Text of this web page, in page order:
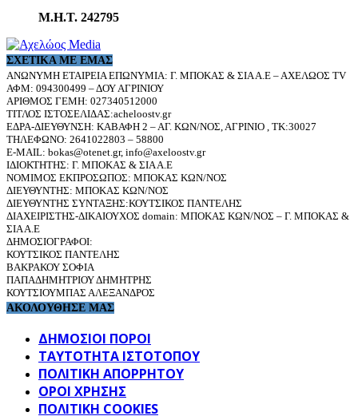
Μ.Η.Τ. 242795
ΣΧΕΤΙΚΆ ΜΕ ΕΜΆΣ
ΑΝΩΝΥΜΗ ΕΤΑΙΡΕΙΑ ΕΠΩΝΥΜΙΑ: Γ. ΜΠΟΚΑΣ & ΣΙΑ Α.Ε – ΑΧΕΛΩΟΣ TV
ΑΦΜ: 094300499 – ΔΟΥ ΑΓΡΙΝΙΟΥ
ΑΡΙΘΜΟΣ ΓΕΜΗ: 027340512000
ΤΙΤΛΟΣ ΙΣΤΟΣΕΛΙΔΑΣ:acheloostv.gr
ΕΔΡΑ-ΔΙΕΥΘΥΝΣΗ: ΚΑΒΑΦΗ 2 – ΑΓ. ΚΩΝ/ΝΟΣ, ΑΓΡΙΝΙΟ , ΤΚ:30027
ΤΗΛΕΦΩΝΟ: 2641022803 – 58800
E-MAIL: bokas@otenet.gr, info@axeloostv.gr
ΙΔΙΟΚΤΗΤΗΣ: Γ. ΜΠΟΚΑΣ & ΣΙΑ Α.Ε
ΝΟΜΙΜΟΣ ΕΚΠΡΟΣΩΠΟΣ: ΜΠΟΚΑΣ ΚΩΝ/ΝΟΣ
ΔΙΕΥΘΥΝΤΗΣ: ΜΠΟΚΑΣ ΚΩΝ/ΝΟΣ
ΔΙΕΥΘΥΝΤΗΣ ΣΥΝΤΑΞΗΣ:ΚΟΥΤΣΙΚΟΣ ΠΑΝΤΕΛΗΣ
ΔΙΑΧΕΙΡΙΣΤΗΣ-ΔΙΚΑΙΟΥΧΟΣ domain: ΜΠΟΚΑΣ ΚΩΝ/ΝΟΣ – Γ. ΜΠΟΚΑΣ &
ΣΙΑ Α.Ε
ΔΗΜΟΣΙΟΓΡΑΦΟΙ:
ΚΟΥΤΣΙΚΟΣ ΠΑΝΤΕΛΗΣ
ΒΑΚΡΑΚΟΥ ΣΟΦΙΑ
ΠΑΠΑΔΗΜΗΤΡΙΟΥ ΔΗΜΗΤΡΗΣ
ΚΟΥΤΣΙΟΥΜΠΑΣ ΑΛΕΞΑΝΔΡΟΣ
ΑΚΟΛΟΥΘΗΣΕ ΜΑΣ
ΔΗΜΟΣΙΟΙ ΠΟΡΟΙ
ΤΑΥΤΌΤΗΤΑ ΙΣΤΌΤΟΠΟΥ
ΠΟΛΙΤΙΚΉ ΑΠΟΡΡΉΤΟΥ
ΌΡΟΙ ΧΡΉΣΗΣ
ΠΟΛΙΤΙΚΗ COOKIES